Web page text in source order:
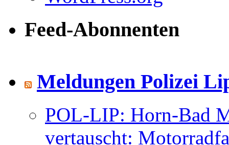
Feed-Abonnenten
Meldungen Polizei
POL-LIP: Horn-Bad
vertauscht: